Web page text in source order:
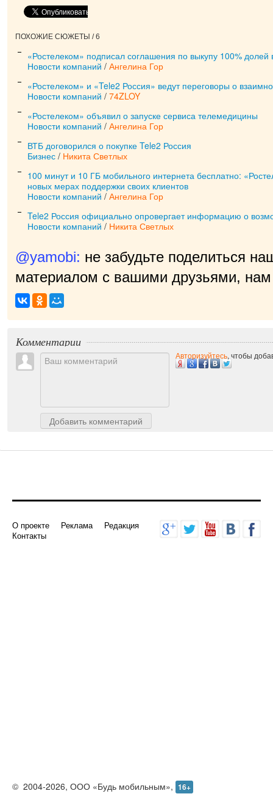
ПОХОЖИЕ СЮЖЕТЫ / 6
«Ростелеком» подписал соглашения по выкупу 100% долей
Новости компаний / Ангелина Гор
«Ростелеком» и «Tele2 Россия» ведут переговоры о
Новости компаний / 74ZLOY
«Ростелеком» объявил о запуске сервиса телемедицины
Новости компаний / Ангелина Гор
ВТБ договорился о покупке Tele2 Россия
Бизнес / Никита Светлых
100 минут и 10 ГБ мобильного интернета бесплатно:
новых мерах поддержки своих клиентов
Новости компаний / Ангелина Гор
Tele2 Россия официально опровергает информацию о
Новости компаний / Никита Светлых
@yamobi: не забудьте поделиться
материалом с вашими друзьями, нам
пр|
Комментарии